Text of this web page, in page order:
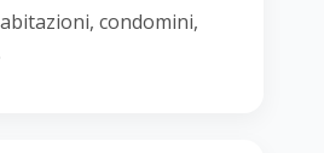
condomini,